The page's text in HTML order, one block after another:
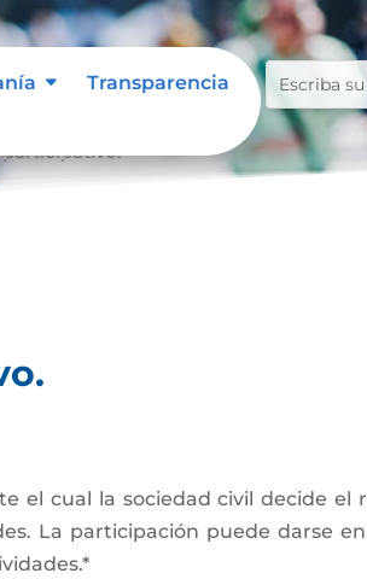
Transparencia
el cual la sociedad civil decide el
La participación puede darse